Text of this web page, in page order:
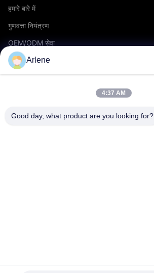
हमारे बारे में
गुणवत्ता नियंत्रण
OEM/ODM सेवा
घटनाएँ एवं समाचार
Arlene
4:37 AM
Good day, what product are you looking for?